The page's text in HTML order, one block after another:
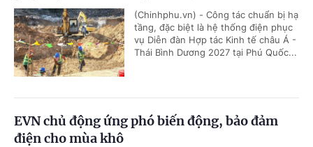
(Chinhphu.vn) - Công tác chuẩn bị hạ
tầng, đặc biệt là hệ thống điện phục
vụ Diễn đàn Hợp tác Kinh tế châu Á -
Thái Bình Dương 2027 tại Phú Quốc...
EVN chủ động ứng phó biến động, bảo đảm
điện cho mùa khô